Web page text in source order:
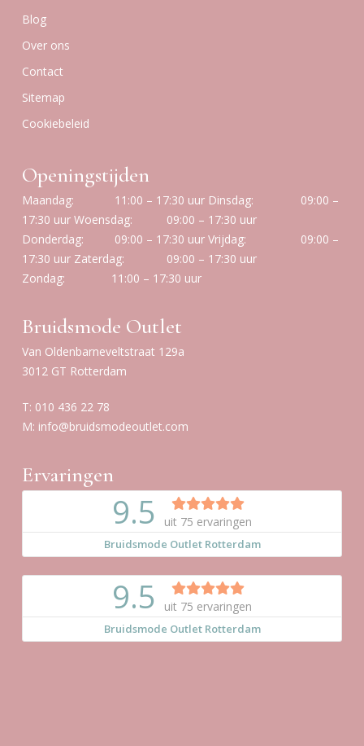
Blog
Over ons
Contact
Sitemap
Cookiebeleid
Openingstijden
Maandag: 11:00 – 17:30 uur Dinsdag:
09:00 –
17:30 uur Woensdag:
09:00 – 17:30 uur
Donderdag:
09:00 – 17:30 uur Vrijdag:
09:00 –
17:30 uur Zaterdag:
09:00 – 17:30 uur
Zondag:
11:00 – 17:30 uur
Bruidsmode Outlet
Van Oldenbarneveltstraat 129a
3012 GT Rotterdam
T: 010 436 22 78
M: info@bruidsmodeoutlet.com
Ervaringen